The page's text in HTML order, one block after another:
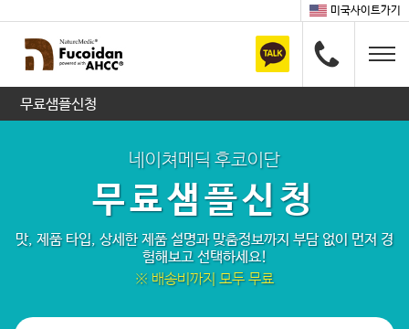
미국사이트가기
무료샘플신청
네이쳐메딕 후코이단
무료샘플신청
맛, 제품 타입, 상세한 제품 설명과 맞춤정보까지 부담 없이 먼저 경
험해보고 선택하세요!
※ 배송비까지 모두 무료